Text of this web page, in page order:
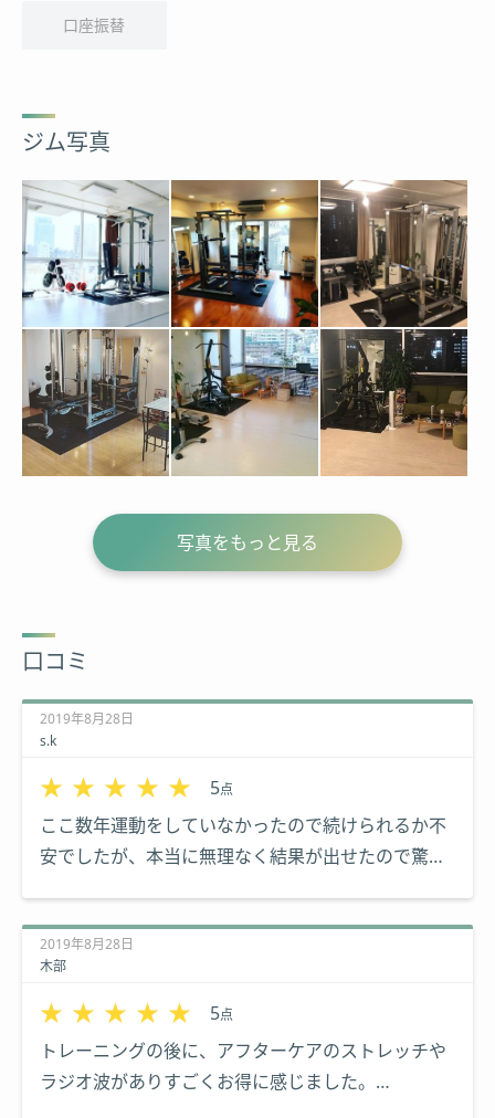
口座振替
ジム写真
写真をもっと見る
口コミ
2019年8月28日
s.k
★★★★★
★★★★★ 5点
ここ数年運動をしていなかったので続けられるか不
安でしたが、本当に無理なく結果が出せたので驚き
ても丁寧です。辛いトレーニングでも楽しませてく
れるので、毎回通うのが楽しみでした。教えて頂い
たことをこれからの生活でも活かしリバウンドしな
いように頑張ります。
2019年8月28日
木部
★★★★★
★★★★★ 5点
トレーニングの後に、アフターケアのストレッチや
ラジオ波がありすごくお得に感じました。